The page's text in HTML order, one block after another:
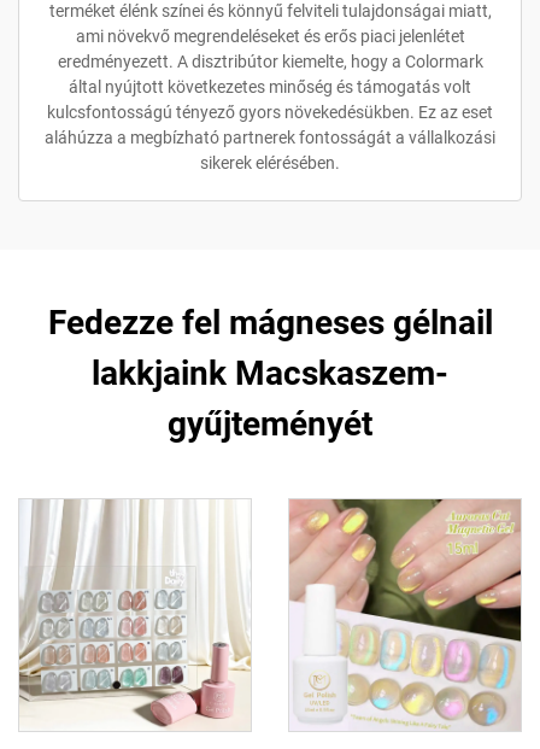
terméket élénk színei és könnyű felviteli tulajdonságai miatt,
ami növekvő megrendeléseket és erős piaci jelenlétet
eredményezett. A disztribútor kiemelte, hogy a Colormark
által nyújtott következetes minőség és támogatás volt
kulcsfontosságú tényező gyors növekedésükben. Ez az eset
aláhúzza a megbízható partnerek fontosságát a vállalkozási
sikerek elérésében.
Fedezze fel mágneses gélnail
lakkjaink Macskaszem-
gyűjteményét